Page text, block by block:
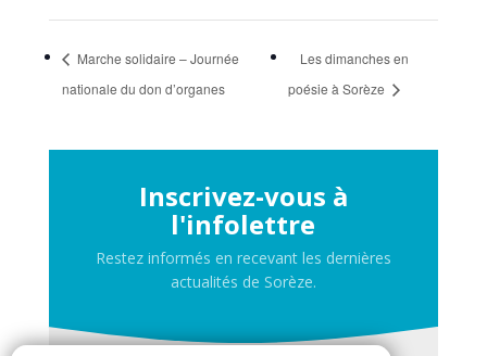
Marche solidaire – Journée
nationale du don d’organes
Les dimanches en
poésie à Sorèze
Inscrivez-vous à
l'infolettre
Restez informés en recevant les dernières
actualités de Sorèze.